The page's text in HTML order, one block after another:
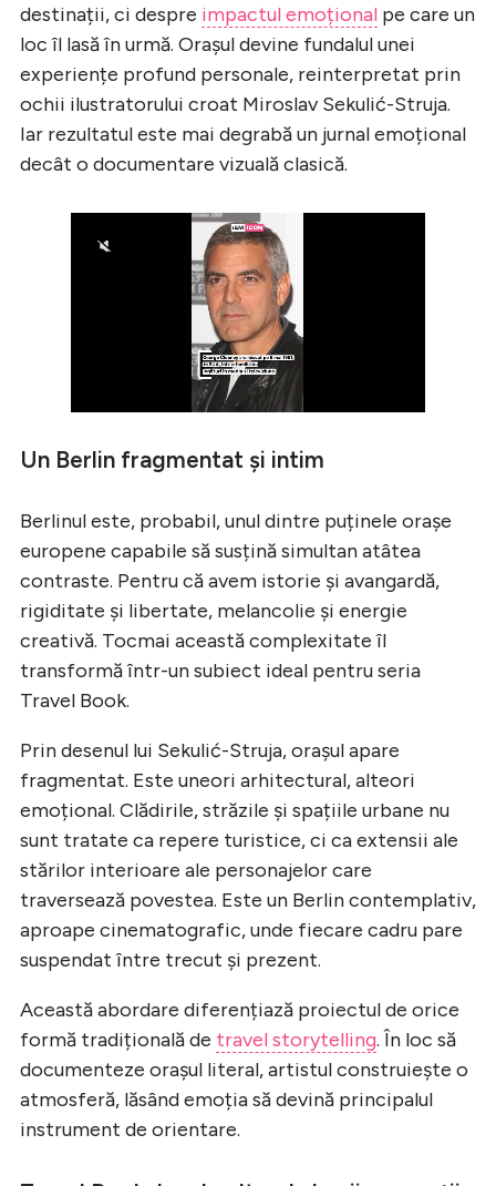
destinații, ci despre impactul emoțional pe care un
loc îl lasă în urmă. Orașul devine fundalul unei
experiențe profund personale, reinterpretat prin
ochii ilustratorului croat Miroslav Sekulić-Struja.
Iar rezultatul este mai degrabă un jurnal emoțional
decât o documentare vizuală clasică.
Un Berlin fragmentat și intim
Berlinul este, probabil, unul dintre puținele orașe
europene capabile să susțină simultan atâtea
contraste. Pentru că avem istorie și avangardă,
rigiditate și libertate, melancolie și energie
creativă. Tocmai această complexitate îl
transformă într-un subiect ideal pentru seria
Travel Book.
Prin desenul lui Sekulić-Struja, orașul apare
fragmentat. Este uneori arhitectural, alteori
emoțional. Clădirile, străzile și spațiile urbane nu
sunt tratate ca repere turistice, ci ca extensii ale
stărilor interioare ale personajelor care
traversează povestea. Este un Berlin contemplativ,
aproape cinematografic, unde fiecare cadru pare
suspendat între trecut și prezent.
Această abordare diferențiază proiectul de orice
formă tradițională de travel storytelling. În loc să
documenteze orașul literal, artistul construiește o
atmosferă, lăsând emoția să devină principalul
instrument de orientare.